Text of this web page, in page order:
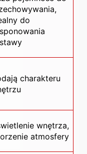
do
charakteru
wnętrza,
atmosfery